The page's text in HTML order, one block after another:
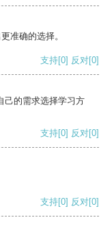
准确的选择。
支持[0] 反对[0]
己的需求选择学习方
支持[0] 反对[0]
支持[0] 反对[0]